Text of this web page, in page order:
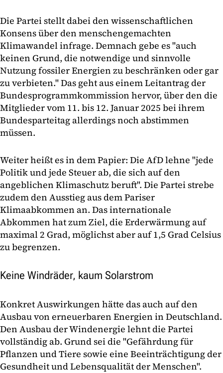
Die Partei stellt dabei den wissenschaftlichen
Konsens über den menschengemachten
Klimawandel infrage. Demnach gebe es "auch
keinen Grund, die notwendige und sinnvolle
Nutzung fossiler Energien zu beschränken oder gar
zu verbieten." Das geht aus einem Leitantrag der
Bundesprogrammkommission hervor, über den die
Mitglieder vom 11. bis 12. Januar 2025 bei ihrem
Bundesparteitag allerdings noch abstimmen
müssen.
Weiter heißt es in dem Papier: Die AfD lehne "jede
Politik und jede Steuer ab, die sich auf den
angeblichen Klimaschutz beruft". Die Partei strebe
zudem den Ausstieg aus dem Pariser
Klimaabkommen an. Das internationale
Abkommen hat zum Ziel, die Erderwärmung auf
maximal 2 Grad, möglichst aber auf 1,5 Grad Celsius
zu begrenzen.
Keine Windräder, kaum Solarstrom
Konkret Auswirkungen hätte das auch auf den
Ausbau von erneuerbaren Energien in Deutschland.
Den Ausbau der Windenergie lehnt die Partei
vollständig ab. Grund sei die "Gefährdung für
Pflanzen und Tiere sowie eine Beeinträchtigung der
Gesundheit und Lebensqualität der Menschen".